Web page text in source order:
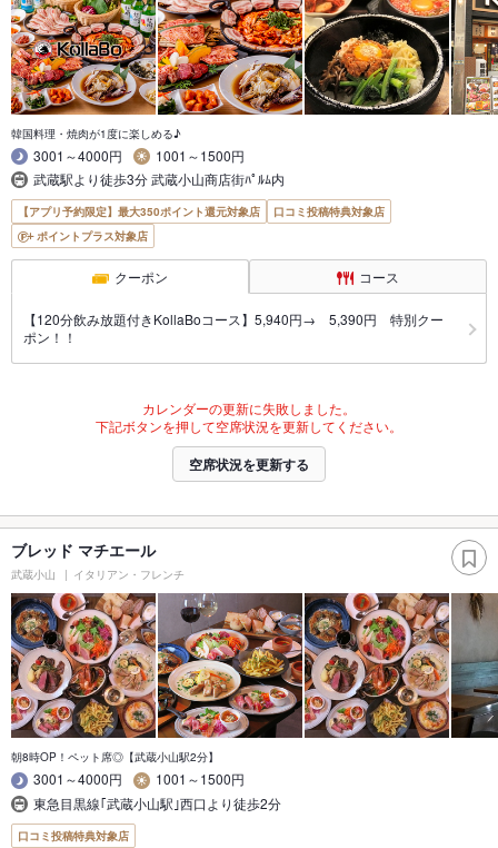
韓国料理・焼肉が1度に楽しめる♪
3001～4000円
1001～1500円
武蔵駅より徒歩3分 武蔵小山商店街ﾊﾟﾙﾑ内
【アプリ予約限定】最大350ポイント還元対象店
口コミ投稿特典対象店
ポイントプラス対象店
クーポン コース
【120分飲み放題付きKollaBoコース】5,940円→ 5,390円 特別クー
ポン！！
カレンダーの更新に失敗しました。
下記ボタンを押して空席状況を更新してください。
空席状況を更新する
ブレッド マチエール
武蔵小山 イタリアン・フレンチ
朝8時OP！ペット席◎【武蔵小山駅2分】
3001～4000円
1001～1500円
東急目黒線｢武蔵小山駅｣西口より徒歩2分
口コミ投稿特典対象店